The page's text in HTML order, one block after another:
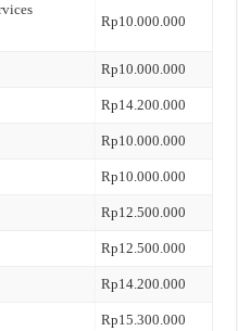
Rp10.000.000
Rp10.000.000
Rp14.200.000
Rp10.000.000
Rp10.000.000
Rp12.500.000
Rp12.500.000
Rp14.200.000
Rp15.300.000